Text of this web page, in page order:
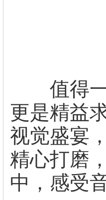
值得一
更是精益
视觉盛宴
精心打磨
中，感受